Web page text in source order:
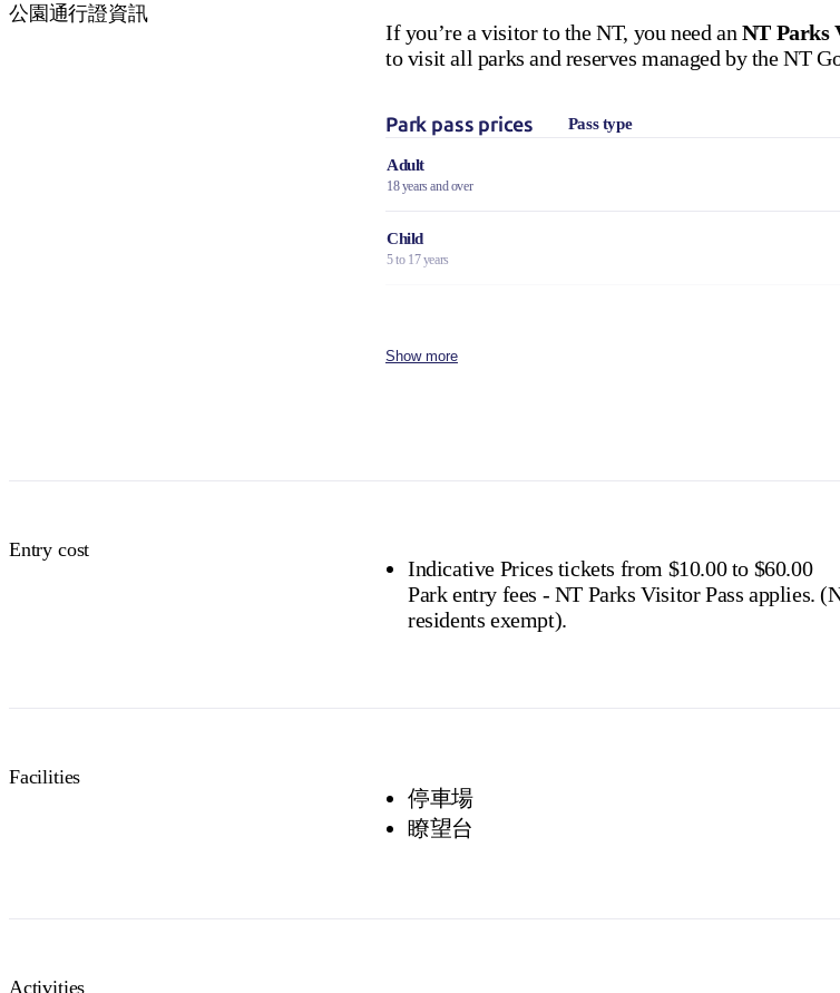
公園通行證資訊
If you’re a visitor to the NT, you need an NT Parks
to visit all parks and reserves managed by the NT
Park pass prices Pass type
Adult
18 years and over
Child
5 to 17 years
Show more
Entry cost
Indicative Prices tickets from $10.00 to $60.00
Park entry fees - NT Parks Visitor Pass applies. (NT
residents exempt).
Facilities
停車場
瞭望台
Activities